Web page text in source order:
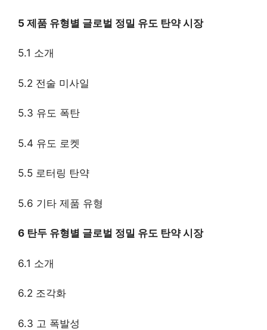
5 제품 유형별 글로벌 정밀 유도 탄약 시장
5.1 소개
5.2 전술 미사일
5.3 유도 폭탄
5.4 유도 로켓
5.5 로터링 탄약
5.6 기타 제품 유형
6 탄두 유형별 글로벌 정밀 유도 탄약 시장
6.1 소개
6.2 조각화
6.3 고 폭발성